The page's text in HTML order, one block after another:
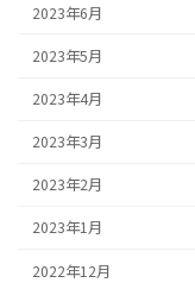
2023年6月
2023年5月
2023年4月
2023年3月
2023年2月
2023年1月
2022年12月